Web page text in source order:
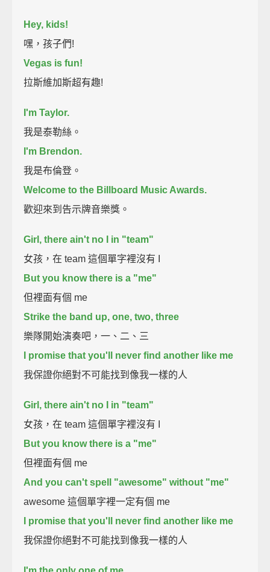
Hey, kids!
嘿，孩子們!
Vegas is fun!
拉斯維加斯超有趣!
I'm Taylor.
我是泰勒絲。
I'm Brendon.
我是布倫登。
Welcome to the Billboard Music Awards.
歡迎來到告示牌音樂獎。
Girl, there ain't no I in "team"
女孩，在 team 這個單字裡沒有 I
But you know there is a "me"
但裡面有個 me
Strike the band up, one, two, three
樂隊開始演奏吧，一、二、三
I promise that you'll never find another like me
我保證你絕對不可能找到像我一樣的人
Girl, there ain't no I in "team"
女孩，在 team 這個單字裡沒有 I
But you know there is a "me"
但裡面有個 me
And you can't spell "awesome" without "me"
awesome 這個單字裡一定有個 me
I promise that you'll never find another like me
我保證你絕對不可能找到像我一樣的人